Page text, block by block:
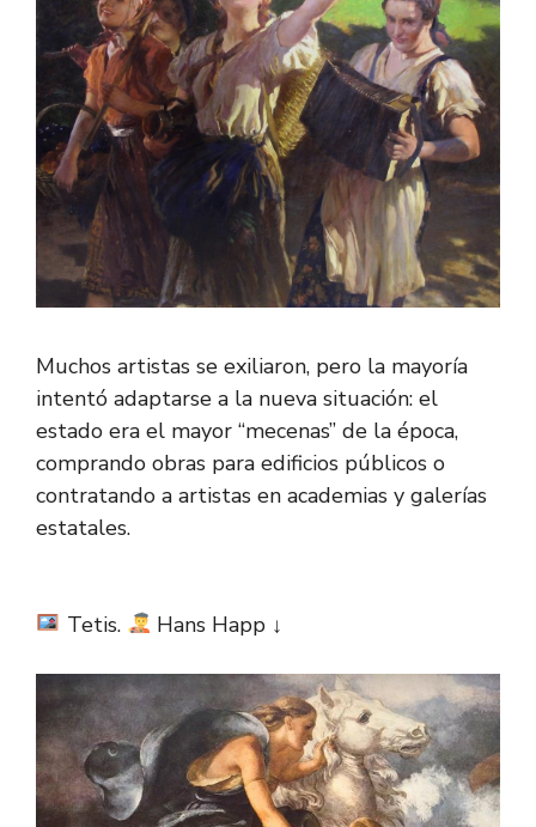
Muchos artistas se exiliaron, pero la mayoría
intentó adaptarse a la nueva situación: el
estado era el mayor “mecenas” de la época,
comprando obras para edificios públicos o
contratando a artistas en academias y galerías
estatales.
Tetis. Hans Happ ↓